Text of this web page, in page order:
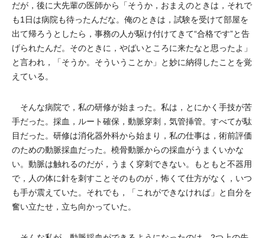
だが，後に大先輩の医師から「そうか，おまえのときは，それで
も1日は病院も待ったんだな。俺のときは，試験を受けて部屋を
出て帰ろうとしたら，事務の人が駆け付けてきて“合格です”と告
げられたんだ。そのときに，やばいところに来たなと思ったよ」
と言われ，「そうか。そういうことか」と妙に納得したことを覚
えている。
そんな病院で，私の研修が始まった。私は，とにかく手技が苦
手だった。採血，ルート確保，動脈穿刺，気管挿管。すべてが駄
目だった。研修は消化器外科から始まり，私の仕事は，術前評価
のための動脈採血だった。橈骨動脈からの採血がうまくいかな
い。動脈は触れるのだが，うまく穿刺できない。もともと不器用
で，人の体に針を刺すことそのものが，怖くて仕方がなく，いつ
も手が震えていた。それでも，「これができなければ」と自分を
奮い立たせ，立ち向かっていた。